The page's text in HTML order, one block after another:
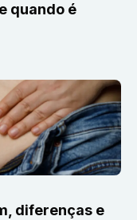
quando é
diferenças e